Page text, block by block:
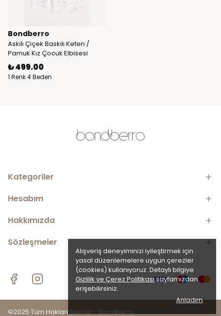
Alışveriş deneyiminizi iyileştirmek için
yasal düzenlemelere uygun çerezler
(cookies) kullanıyoruz. Detaylı bilgiye
Gizlilik ve Çerez Politikasısayfamızdan
erişebilirsiniz.
Anladım
Bondberro
Askılı Çiçek Baskılı Keten /
Pamuk Kız Çocuk Elbisesi
₺ 499.00
1 Renk 4 Beden
Kategoriler
Hesabım
Hakkımızda
Sözleşmeler
©2025 Tüm Hakları Saklıdır - Bondberro